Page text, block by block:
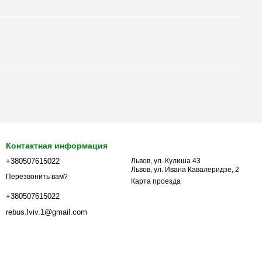
Контактная информация
+380507615022
Перезвонить вам?
+380507615022
rebus.lviv.1@gmail.com
Львов, ул. Кулиша 43
Львов, ул. Ивана Кавалеридзе, 2
Карта проезда